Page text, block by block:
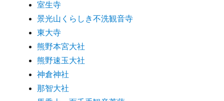
室生寺
景光山くらしき不洗観音寺
東大寺
熊野本宮大社
熊野速玉大社
神倉神社
那智大社